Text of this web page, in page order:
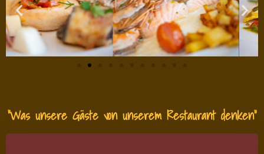
“Was unsere Gäste von unserem Restaurant denken”